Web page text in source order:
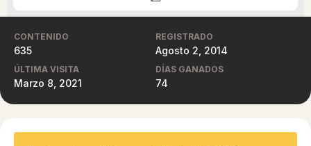
CONTENIDO
635
REGISTRADO
Agosto 2, 2014
ÚLTIMA VISITA
Marzo 8, 2021
DÍAS GANADOS
74